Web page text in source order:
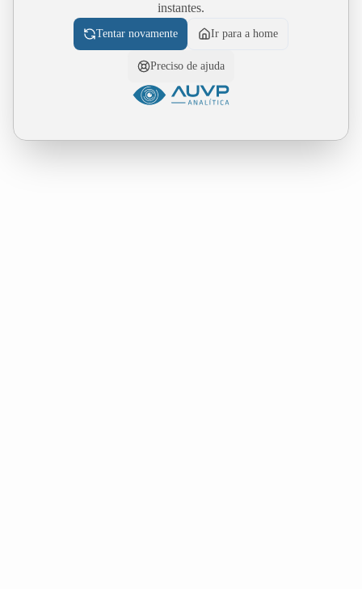
instantes.
Tentar novamente Ir para a home
Preciso de ajuda